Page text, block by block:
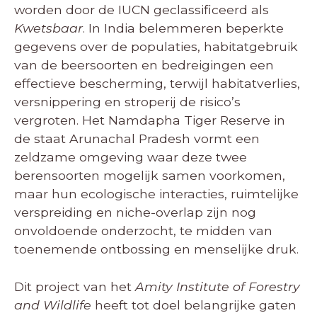
worden door de IUCN geclassificeerd als
Kwetsbaar. In India belemmeren beperkte
gegevens over de populaties, habitatgebruik
van de beersoorten en bedreigingen een
effectieve bescherming, terwijl habitatverlies,
versnippering en stroperij de risico’s
vergroten. Het Namdapha Tiger Reserve in
de staat Arunachal Pradesh vormt een
zeldzame omgeving waar deze twee
berensoorten mogelijk samen voorkomen,
maar hun ecologische interacties, ruimtelijke
verspreiding en niche-overlap zijn nog
onvoldoende onderzocht, te midden van
toenemende ontbossing en menselijke druk.
Dit project van het Amity Institute of Forestry
and Wildlife heeft tot doel belangrijke gaten